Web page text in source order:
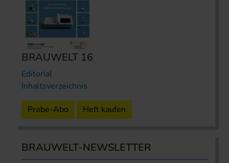
BRAUWELT 16
Editorial
Inhaltsverzeichnis
Probe-Abo Heft kaufen
BRAUWELT-NEWSLETTER